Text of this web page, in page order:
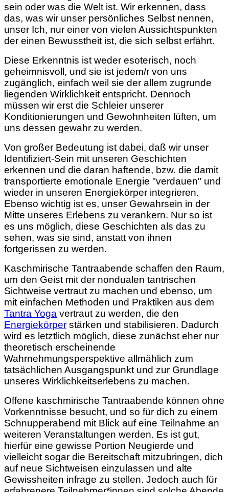
sein oder was die Welt ist. Wir erkennen, dass
das, was wir unser persönliches Selbst nennen,
unser Ich, nur einer von vielen Aussichtspunkten
der einen Bewusstheit ist, die sich selbst erfährt.
Diese Erkenntnis ist weder esoterisch, noch
geheimnisvoll, und sie ist jedem/r von uns
zugänglich, einfach weil sie der allem zugrunde
liegenden Wirklichkeit entspricht. Dennoch
müssen wir erst die Schleier unserer
Konditionierungen und Gewohnheiten lüften, um
uns dessen gewahr zu werden.
Von großer Bedeutung ist dabei, daß wir unser
Identifiziert-Sein mit unseren Geschichten
erkennen und die daran haftende, bzw. die damit
transportierte emotionale Energie "verdauen" und
wieder in unseren Energiekörper integrieren.
Ebenso wichtig ist es, unser Gewahrsein in der
Mitte unseres Erlebens zu verankern. Nur so ist
es uns möglich, diese Geschichten als das zu
sehen, was sie sind, anstatt von ihnen
fortgerissen zu werden.
Kaschmirische Tantraabende schaffen den Raum,
um den Geist mit der nondualen tantrischen
Sichtweise vertraut zu machen und ebenso, um
mit einfachen Methoden und Praktiken aus dem
Tantra Yoga vertraut zu werden, die den
Energiekörper stärken und stabilisieren. Dadurch
wird es letztlich möglich, diese zunächst eher nur
theoretisch erscheinende
Wahrnehmungsperspektive allmählich zum
tatsächlichen Ausgangspunkt und zur Grundlage
unseres Wirklichkeitserlebens zu machen.
Offene kaschmirische Tantraabende können ohne
Vorkenntnisse besucht, und so für dich zu einem
Schnupperabend mit Blick auf eine Teilnahme an
weiteren Veranstaltungen werden. Es ist gut,
hierfür eine gewisse Portion Neugierde und
vielleicht sogar die Bereitschaft mitzubringen, dich
auf neue Sichtweisen einzulassen und alte
Gewissheiten infrage zu stellen. Jedoch auch für